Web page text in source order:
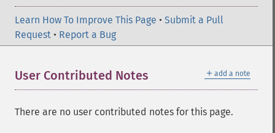
Learn How To Improve This Page • Submit a Pull
Request • Report a Bug
＋ add a note
User Contributed Notes
There are no user contributed notes for this page.